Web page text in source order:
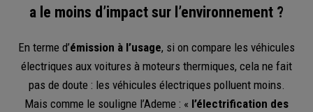
a le moins d’impact sur l’environnement ?
En terme d’émission à l’usage, si on compare les véhicules
électriques aux voitures à moteurs thermiques, cela ne fait
pas de doute : les véhicules électriques polluent moins.
Mais comme le souligne l’Ademe : « l’électrification des